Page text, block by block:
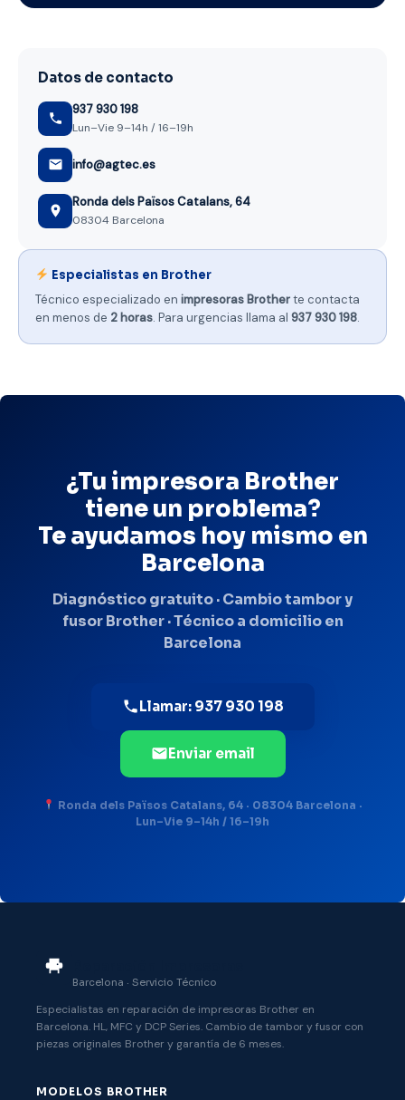
Datos de contacto
937 930 198
Lun–Vie 9–14h / 16–19h
info@agtec.es
Ronda dels Països Catalans, 64
08304 Barcelona
Especialistas en Brother
Técnico especializado en impresoras Brotherte contacta
en menos de 2 horas. Para urgencias llama al 937 930 198.
¿Tu impresora Brother
tiene un problema?
Te ayudamos hoy mismo en
Barcelona
Diagnóstico gratuito · Cambio tambor y
fusor Brother · Técnico a domicilio en
Barcelona
Llamar: 937 930 198
Enviar email
Ronda dels Països Catalans, 64 · 08304 Barcelona ·
Lun–Vie 9–14h / 16–19h
Barcelona · Servicio Técnico
Especialistas en reparación de impresoras Brother en
Barcelona. HL, MFC y DCP Series. Cambio de tambor y fusor con
piezas originales Brother y garantía de 6 meses.
MODELOS BROTHER